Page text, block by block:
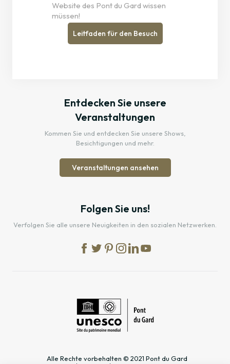
Website des Pont du Gard wissen
müssen!
Leitfaden für den Besuch
Entdecken Sie unsere
Veranstaltungen
Kommen Sie und entdecken Sie unsere Shows,
Besichtigungen und mehr.
Veranstaltungen ansehen
Folgen Sie uns!
Verfolgen Sie alle unsere Neuigkeiten in den sozialen Netzwerken.
Alle Rechte vorbehalten © 2021 Pont du Gard